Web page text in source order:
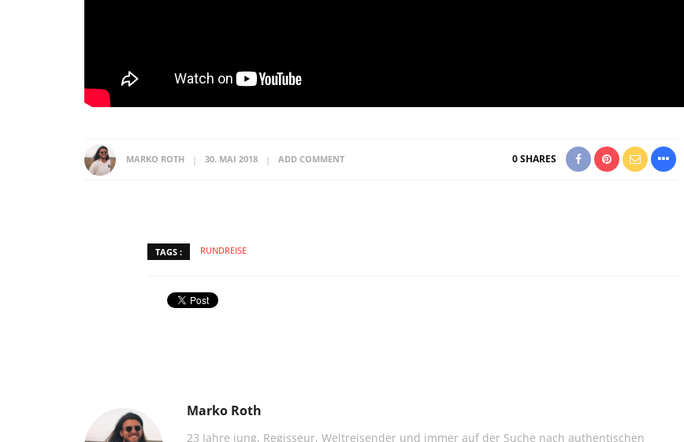
MARKO ROTH 30. MAI 2018 ADD COMMENT 0SHARES
TAGS : RUNDREISE
Marko Roth
23 Jahre jung, Regisseur, Weltreisender und immer auf der Suche nach authentischen